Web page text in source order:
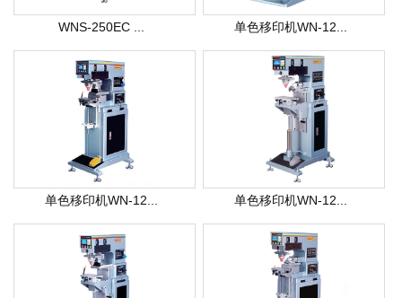
WNS-250EC ... 单色移印机WN-12...
单色移印机WN-12... 单色移印机WN-12...